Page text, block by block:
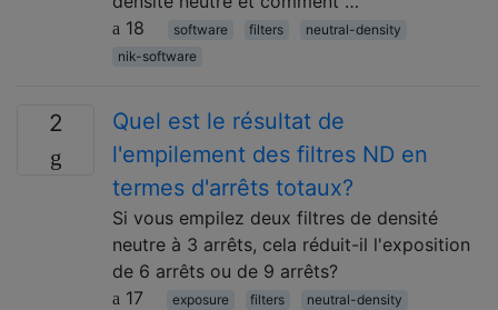
18
software filters
neutral-density
nik-software
2
Quel est le résultat de
l'empilement des filtres ND en
termes d'arrêts totaux?
Si vous empilez deux filtres de densité
neutre à 3 arrêts, cela réduit-il l'exposition
de 6 arrêts ou de 9 arrêts?
17
exposure filters
neutral-density